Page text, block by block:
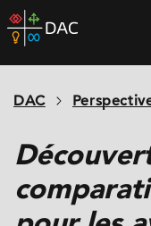
Skip
to
home
DAC